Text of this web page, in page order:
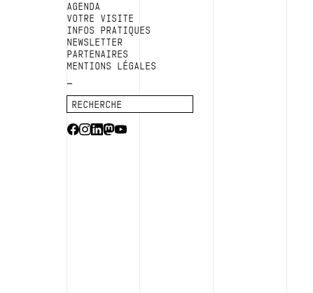
AGENDA
VOTRE VISITE
INFOS PRATIQUES
NEWSLETTER
PARTENAIRES
MENTIONS LÉGALES